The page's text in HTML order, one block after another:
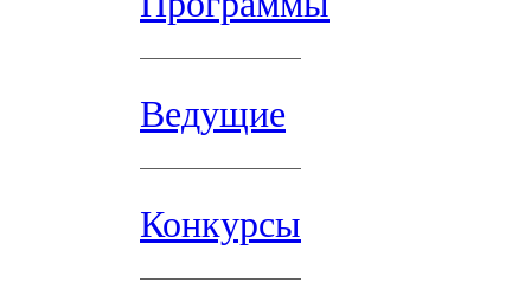
Ведущие
Конкурсы